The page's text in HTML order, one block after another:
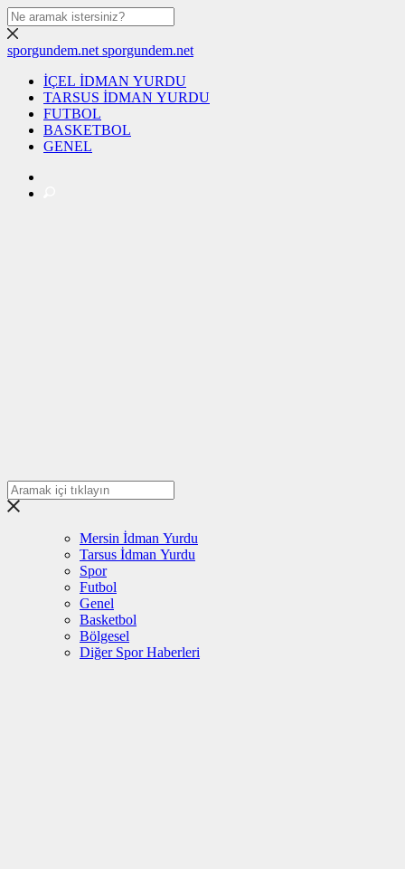
sporgundem.net sporgundem.net
İÇEL İDMAN YURDU
TARSUS İDMAN YURDU
FUTBOL
BASKETBOL
GENEL
Mersin İdman Yurdu
Tarsus İdman Yurdu
Spor
Futbol
Genel
Basketbol
Bölgesel
Diğer Spor Haberleri